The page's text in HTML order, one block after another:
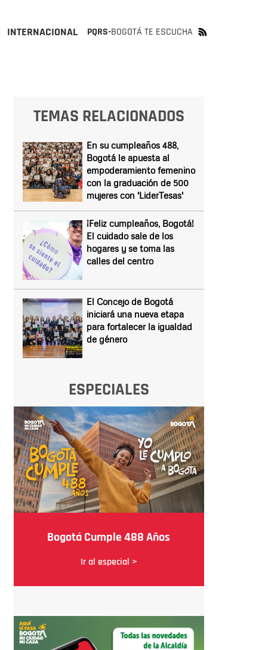
INTERNACIONAL PQRS-BOGOTÁ TE ESCUCHA
TEMAS RELACIONADOS
En su cumpleaños 488,
Bogotá le apuesta al
empoderamiento femenino
con la graduación de 500
mujeres con 'LiderTesas'
¡Feliz cumpleaños, Bogotá!
El cuidado sale de los
hogares y se toma las
calles del centro
El Concejo de Bogotá
iniciará una nueva etapa
para fortalecer la igualdad
de género
ESPECIALES
Bogotá Cumple 488 Años
Ir al especial >